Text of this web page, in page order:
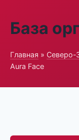
База
Главная » Северо-
Aura Face